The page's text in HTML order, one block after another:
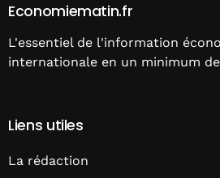
Economiematin.fr
L'essentiel de l'information
internationale en un minimum
Liens utiles
La rédaction